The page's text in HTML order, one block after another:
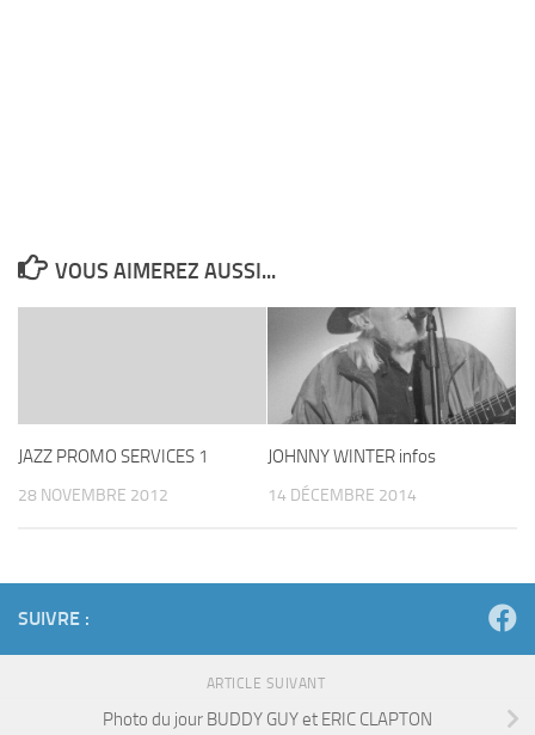
VOUS AIMEREZ AUSSI...
JAZZ PROMO SERVICES 1
28 NOVEMBRE 2012
JOHNNY WINTER infos
14 DÉCEMBRE 2014
SUIVRE :
ARTICLE SUIVANT
Photo du jour BUDDY GUY et ERIC CLAPTON